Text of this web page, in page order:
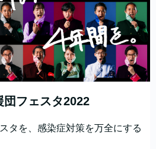
団フェスタ2022
タを、感染症対策を万全にする